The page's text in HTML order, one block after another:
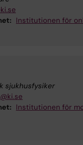
Institutionen för
sjukhusfysiker
Institutionen för